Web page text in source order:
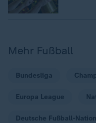
Mehr Fußball
Bundesliga
Europa League
Deutsche Fußball-